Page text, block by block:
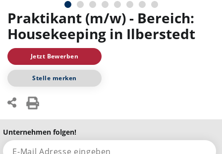
Praktikant (m/w) - Bereich:
Housekeeping in Ilberstedt
Jetzt Bewerben
Stelle merken
Unternehmen folgen!